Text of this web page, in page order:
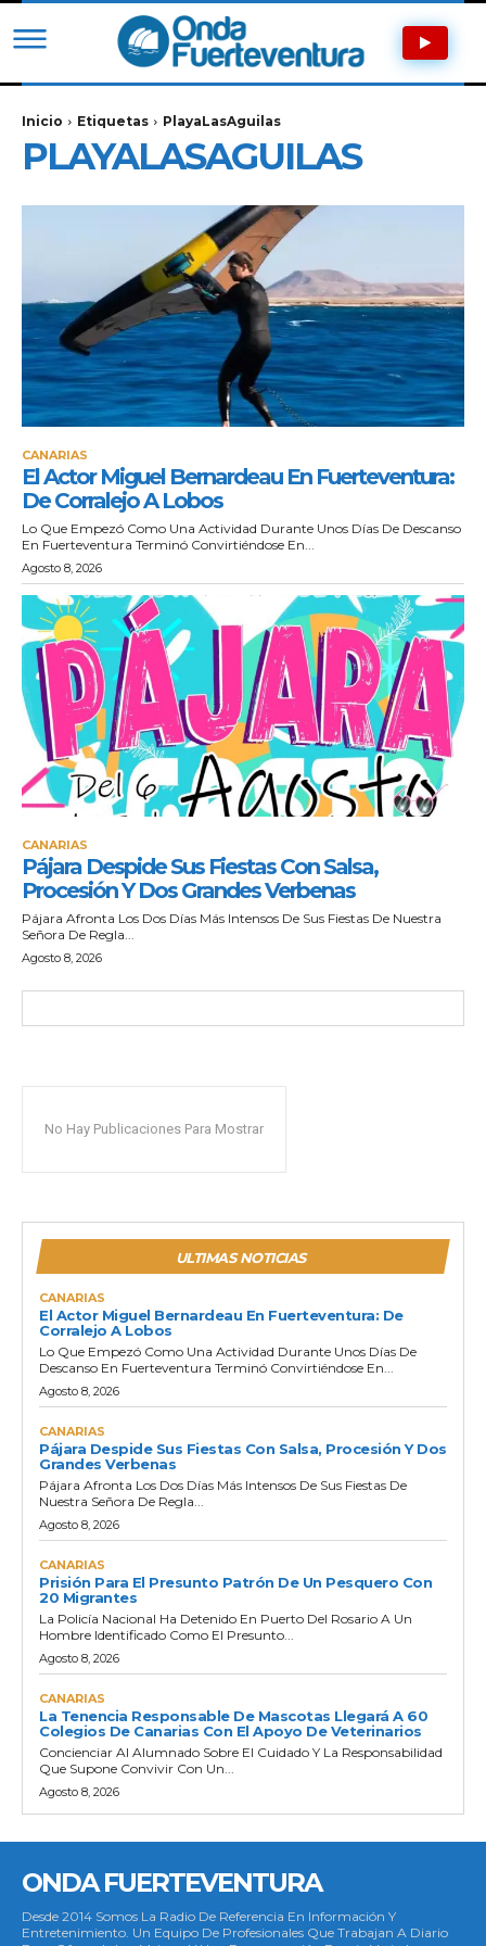
Inicio Etiquetas PlayaLasAguilas
PLAYALASAGUILAS
CANARIAS
El Actor Miguel Bernardeau En Fuerteventura:
De Corralejo A Lobos
Lo Que Empezó Como Una Actividad Durante Unos Días De Descanso
En Fuerteventura Terminó Convirtiéndose En...
Agosto 8, 2026
CANARIAS
Pájara Despide Sus Fiestas Con Salsa,
Procesión Y Dos Grandes Verbenas
Pájara Afronta Los Dos Días Más Intensos De Sus Fiestas De Nuestra
Señora De Regla...
Agosto 8, 2026
No Hay Publicaciones Para Mostrar
ULTIMAS NOTICIAS
CANARIAS
El Actor Miguel Bernardeau En Fuerteventura: De
Corralejo A Lobos
Lo Que Empezó Como Una Actividad Durante Unos Días De
Descanso En Fuerteventura Terminó Convirtiéndose En...
Agosto 8, 2026
CANARIAS
Pájara Despide Sus Fiestas Con Salsa, Procesión Y Dos
Grandes Verbenas
Pájara Afronta Los Dos Días Más Intensos De Sus Fiestas De
Nuestra Señora De Regla...
Agosto 8, 2026
CANARIAS
Prisión Para El Presunto Patrón De Un Pesquero Con
20 Migrantes
La Policía Nacional Ha Detenido En Puerto Del Rosario A Un
Hombre Identificado Como El Presunto...
Agosto 8, 2026
CANARIAS
La Tenencia Responsable De Mascotas Llegará A 60
Colegios De Canarias Con El Apoyo De Veterinarios
Concienciar Al Alumnado Sobre El Cuidado Y La Responsabilidad
Que Supone Convivir Con Un...
Agosto 8, 2026
ONDA FUERTEVENTURA
Desde 2014 Somos La Radio De Referencia En Información Y
Entretenimiento. Un Equipo De Profesionales Que Trabajan A Diario